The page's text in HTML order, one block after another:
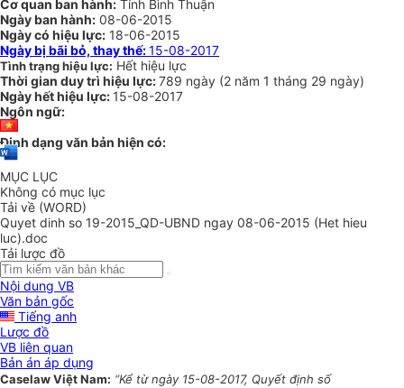
Cơ quan ban hành: Tỉnh Bình Thuận
Ngày ban hành: 08-06-2015
Ngày có hiệu lực: 18-06-2015
Ngày bị bãi bỏ, thay thế:15-08-2017
Tình trạng hiệu lực: Hết hiệu lực
Thời gian duy trì hiệu lực:789 ngày (2 năm 1 tháng 29 ngày)
Ngày hết hiệu lực: 15-08-2017
Ngôn ngữ:
Định dạng văn bản hiện có:
MỤC LỤC
Không có mục lục
Tải về (WORD)
Quyet dinh so 19-2015_QD-UBND ngay 08-06-2015 (Het hieu
luc).doc
Tải lược đồ
Nội dung VB
Văn bản gốc
Tiếng anh
Lược đồ
VB liên quan
Bản án áp dụng
Caselaw Việt Nam: “Kể từ ngày 15-08-2017, Quyết định số